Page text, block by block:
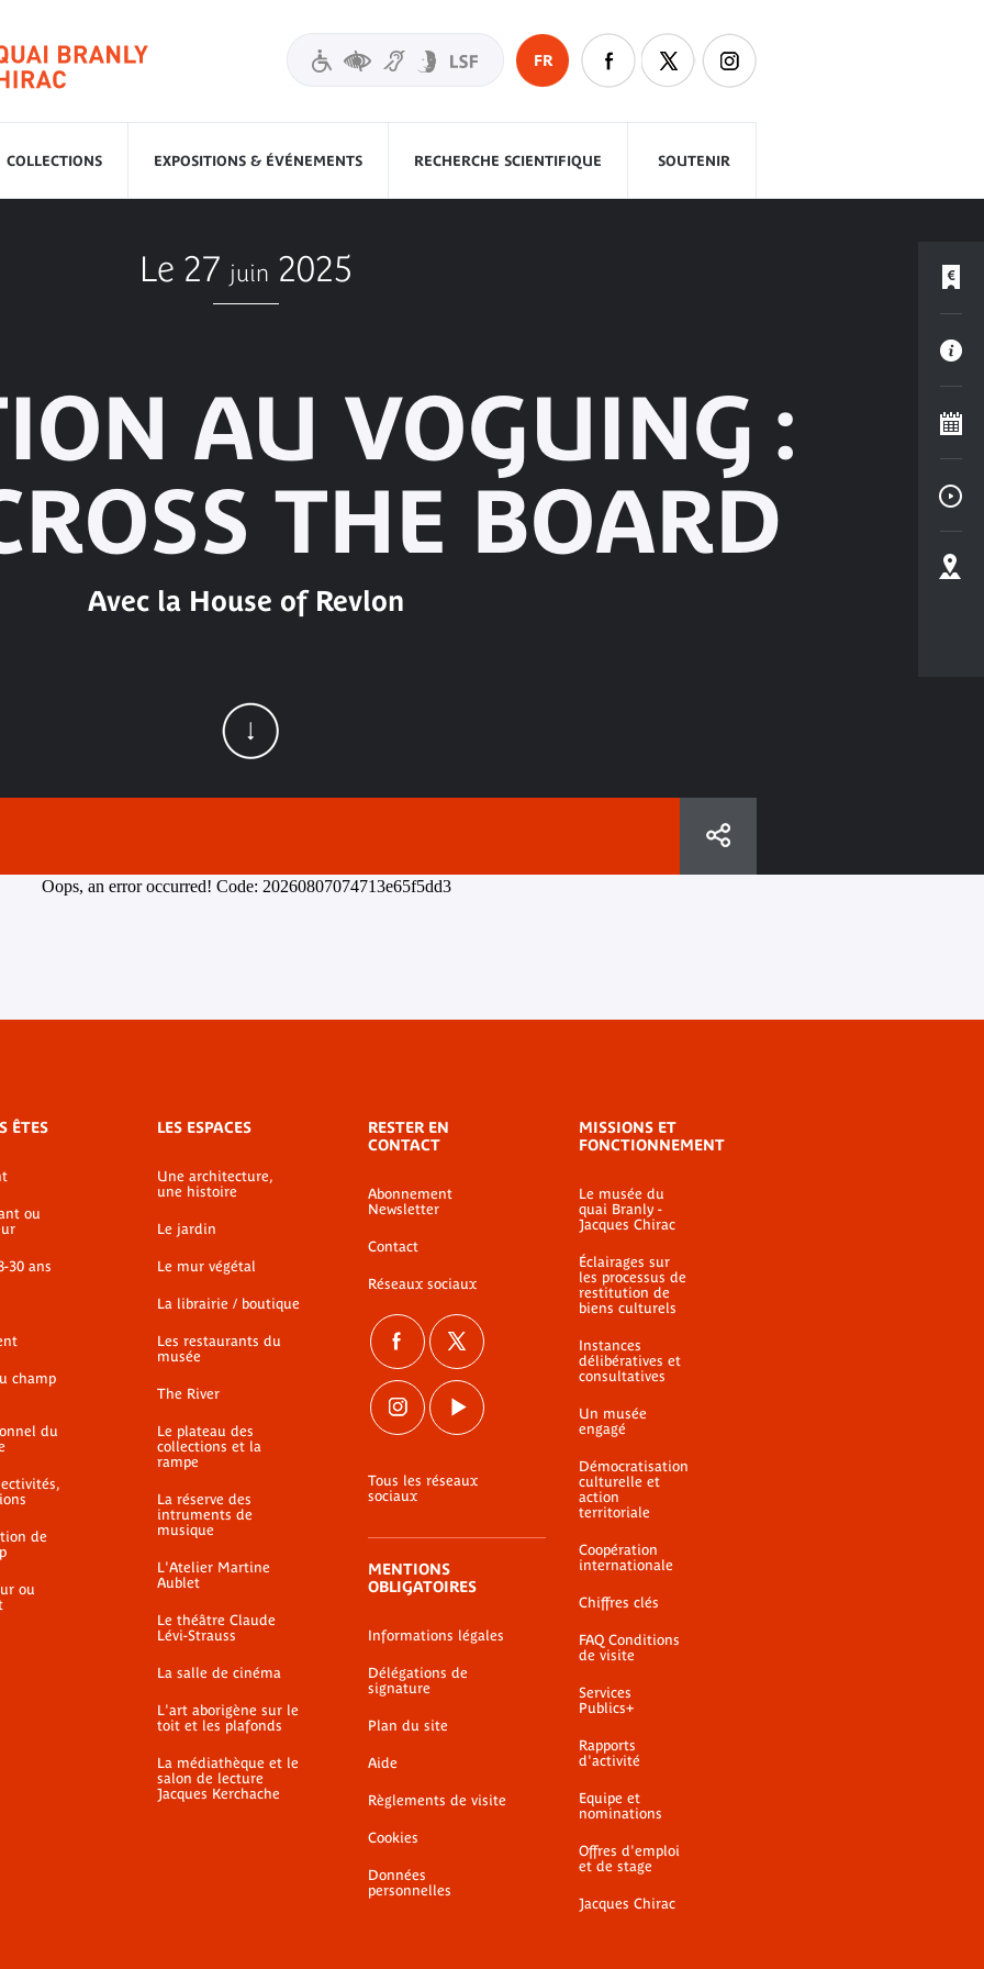
FR
COLLECTIONS EXPOSITIONS & ÉVÉNEMENTS RECHERCHE SCIENTIFIQUE SOUTENIR
Le 27 juin 2025
AU VOGUING :
THE BOARD
Avec la House of Revlon
Oops, an error occurred! Code: 20260807074713e65f5dd3
ÊTES
ou
30 ans
champ
du
de
ou
LES ESPACES
Une architecture,
une histoire
Le jardin
Le mur végétal
La librairie / boutique
Les restaurants du
musée
The River
Le plateau des
collections et la
rampe
La réserve des
intruments de
musique
L'Atelier Martine
Aublet
Le théâtre Claude
Lévi-Strauss
La salle de cinéma
L'art aborigène sur le
toit et les plafonds
La médiathèque et le
salon de lecture
Jacques Kerchache
RESTER EN
CONTACT
Abonnement
Newsletter
Contact
Réseaux sociaux
Tous les réseaux
sociaux
MENTIONS
OBLIGATOIRES
Informations légales
Délégations de
signature
Plan du site
Aide
Règlements de visite
Cookies
Données
personnelles
MISSIONS ET
FONCTIONNEMENT
Le musée du
quai Branly -
Jacques Chirac
Éclairages sur
les processus de
restitution de
biens culturels
Instances
délibératives et
consultatives
Un musée
engagé
Démocratisation
culturelle et
action
territoriale
Coopération
internationale
Chiffres clés
FAQ Conditions
de visite
Services
Publics+
Rapports
d'activité
Equipe et
nominations
Offres d'emploi
et de stage
Jacques Chirac